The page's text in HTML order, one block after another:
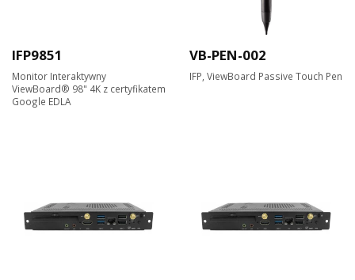
IFP9851
Monitor Interaktywny
ViewBoard® 98" 4K z certyfikatem
Google EDLA
VB-PEN-002
IFP, ViewBoard Passive Touch Pen